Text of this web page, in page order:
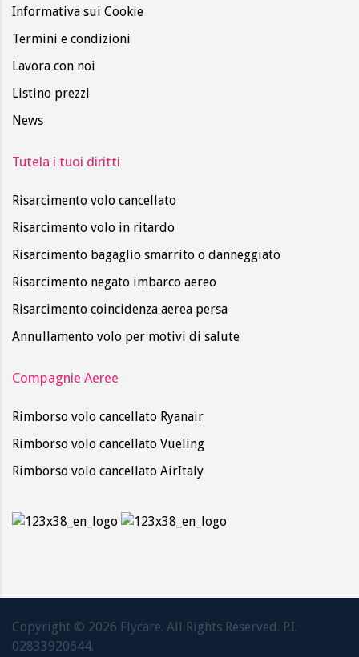
Informativa sui Cookie
Termini e condizioni
Lavora con noi
Listino prezzi
News
Tutela i tuoi diritti
Risarcimento volo cancellato
Risarcimento volo in ritardo
Risarcimento bagaglio smarrito o danneggiato
Risarcimento negato imbarco aereo
Risarcimento coincidenza aerea persa
Annullamento volo per motivi di salute
Compagnie Aeree
Rimborso volo cancellato Ryanair
Rimborso volo cancellato Vueling
Rimborso volo cancellato AirItaly
Copyright © 2026 Flycare. All Rights Reserved. P.I.
02833920644.